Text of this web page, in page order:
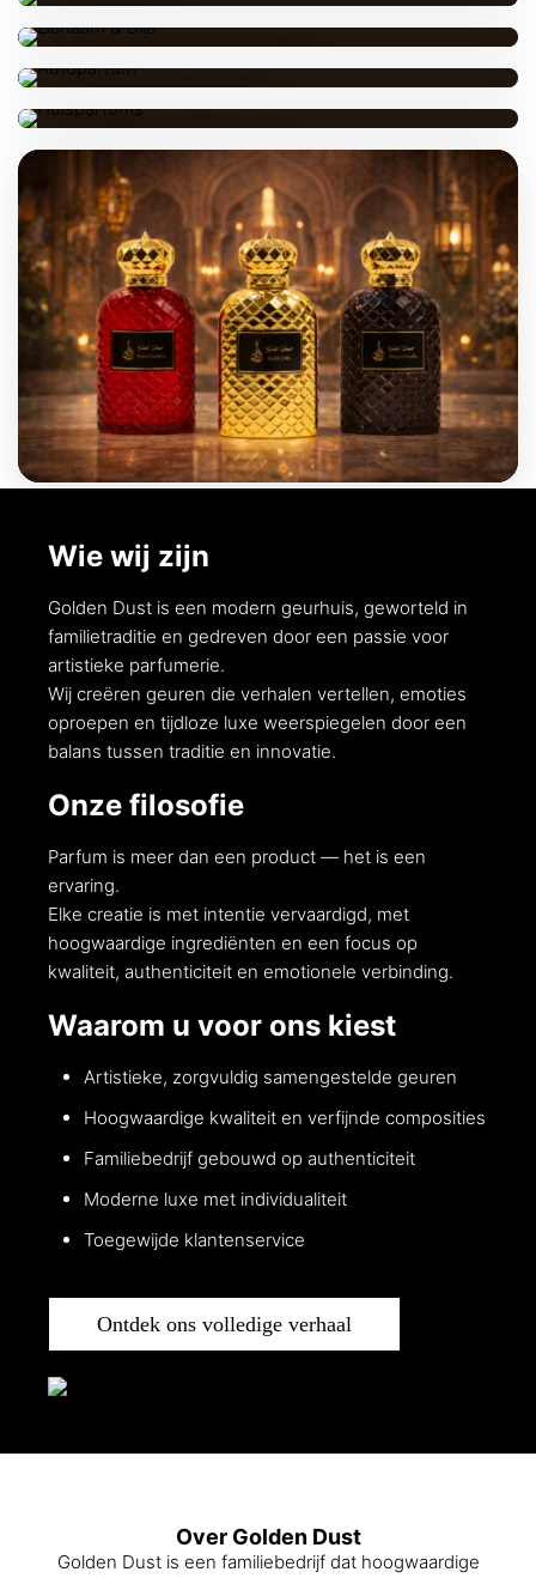
UNISEX
LICHAAM & OLIE
AUTOPARFUM
HUISPARFUMS
CADEAUS
Wie wij zijn
Golden Dust is een modern geurhuis, geworteld in
familietraditie en gedreven door een passie voor
artistieke parfumerie.
Wij creëren geuren die verhalen vertellen, emoties
oproepen en tijdloze luxe weerspiegelen door een
balans tussen traditie en innovatie.
Onze filosofie
Parfum is meer dan een product — het is een
ervaring.
Elke creatie is met intentie vervaardigd, met
hoogwaardige ingrediënten en een focus op
kwaliteit, authenticiteit en emotionele verbinding.
Waarom u voor ons kiest
Artistieke, zorgvuldig samengestelde geuren
Hoogwaardige kwaliteit en verfijnde composities
Familiebedrijf gebouwd op authenticiteit
Moderne luxe met individualiteit
Toegewijde klantenservice
Ontdek ons volledige verhaal
Over Golden Dust
Golden Dust is een familiebedrijf dat hoogwaardige